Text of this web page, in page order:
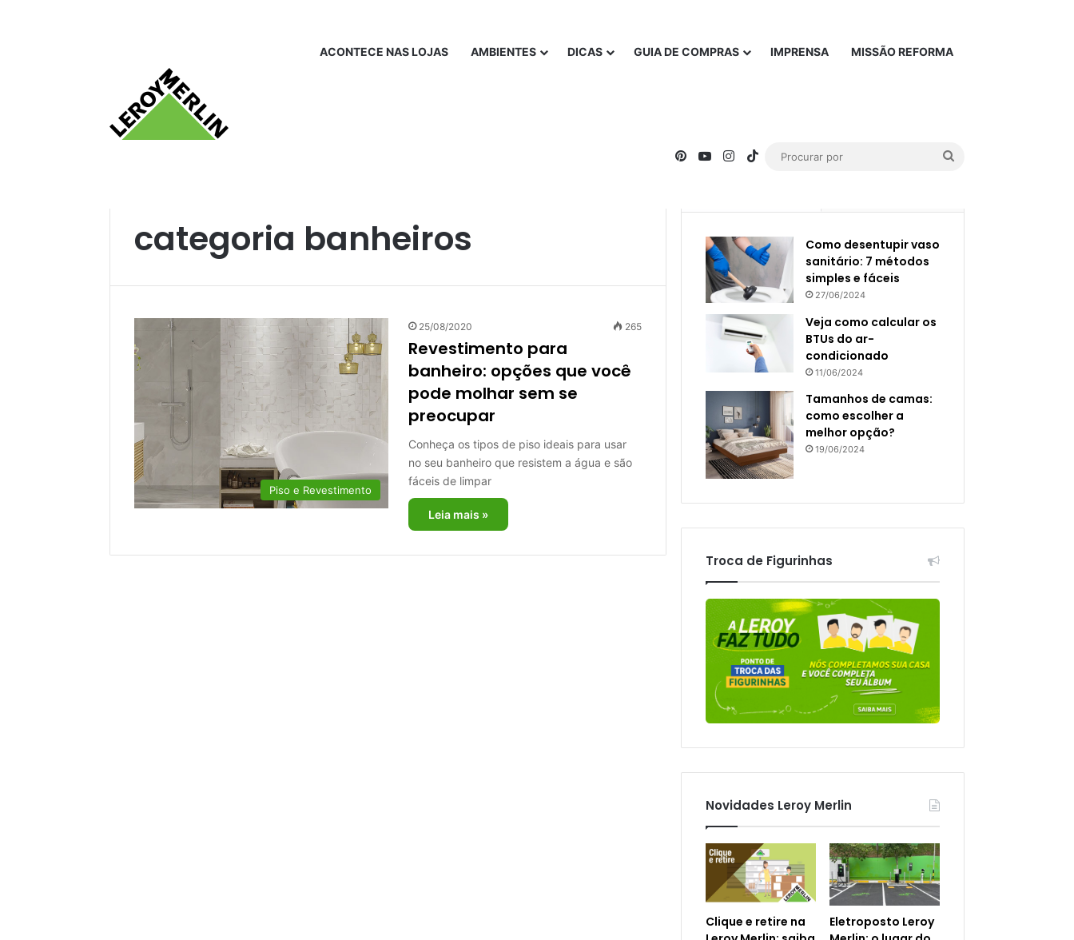
ACONTECE NAS LOJAS AMBIENTES DICAS GUIA DE COMPRAS IMPRENSA MISSÃO REFORMA
PinterestYouTubeInstagram
TikTok
categoria banheiros
Piso e Revestimento
25/08/2020 265
Revestimento para
banheiro: opções que você
pode molhar sem se
preocupar
Conheça os tipos de piso ideais para usar
no seu banheiro que resistem a água e são
fáceis de limpar
Leia mais »
Como desentupir vaso
sanitário: 7 métodos
simples e fáceis
27/06/2024
Veja como calcular os
BTUs do ar-
condicionado
11/06/2024
Tamanhos de camas:
como escolher a
melhor opção?
19/06/2024
Troca de Figurinhas
Novidades Leroy Merlin
Clique e retire na
Eletroposto Leroy